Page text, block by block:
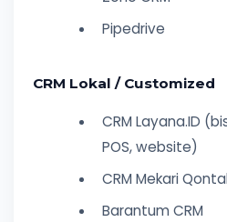
Pipedrive
CRM Lokal / Customized
CRM Layana.ID
POS, website)
CRM Mekari
Barantum CRM